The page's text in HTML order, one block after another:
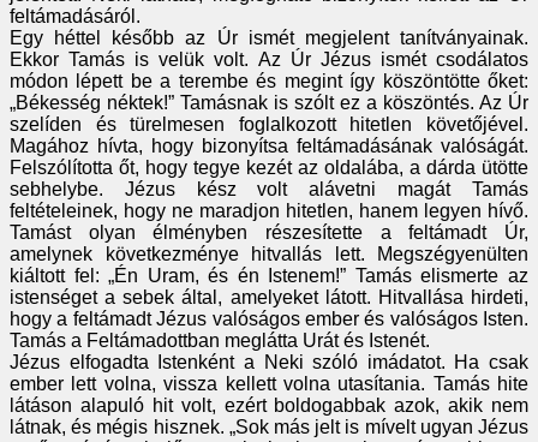
feltámadásáról.
Egy héttel később az Úr ismét megjelent tanítványainak.
Ekkor Tamás is velük volt. Az Úr Jézus ismét csodálatos
módon lépett be a terembe és megint így köszöntötte őket:
„Békesség néktek!” Tamásnak is szólt ez a köszöntés. Az Úr
szelíden és türelmesen foglalkozott hitetlen követőjével.
Magához hívta, hogy bizonyítsa feltámadásának valóságát.
Felszólította őt, hogy tegye kezét az oldalába, a dárda ütötte
sebhelybe. Jézus kész volt alávetni magát Tamás
feltételeinek, hogy ne maradjon hitetlen, hanem legyen hívő.
Tamást olyan élményben részesítette a feltámadt Úr,
amelynek következménye hitvallás lett. Megszégyenülten
kiáltott fel: „Én Uram, és én Istenem!” Tamás elismerte az
istenséget a sebek által, amelyeket látott. Hitvallása hirdeti,
hogy a feltámadt Jézus valóságos ember és valóságos Isten.
Tamás a Feltámadottban meglátta Urát és Istenét.
Jézus elfogadta Istenként a Neki szóló imádatot. Ha csak
ember lett volna, vissza kellett volna utasítania. Tamás hite
látáson alapuló hit volt, ezért boldogabbak azok, akik nem
látnak, és mégis hisznek. „Sok más jelt is mívelt ugyan Jézus